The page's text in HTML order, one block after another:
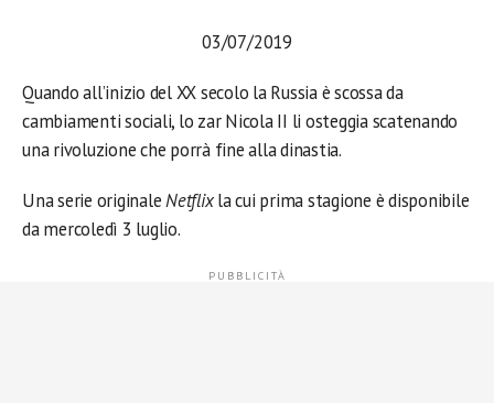
03/07/2019
Quando all’inizio del XX secolo la Russia è scossa da
cambiamenti sociali, lo zar Nicola II li osteggia scatenando
una rivoluzione che porrà fine alla dinastia.
Una serie originaleNetflixla cui prima stagione è disponibile
da mercoledì 3 luglio.